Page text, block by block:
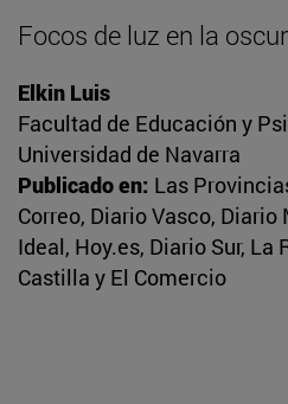
Focos de luz en la
Elkin Luis
Facultad de Educación y
Universidad de Navarra
Publicado en: Las
Correo, Diario Vasco, Diario
Ideal, Hoy.es, Diario Sur, La
Castilla y El Comercio